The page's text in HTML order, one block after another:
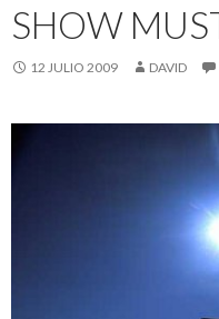
SHOW
12 JULIO 2009 DAVID